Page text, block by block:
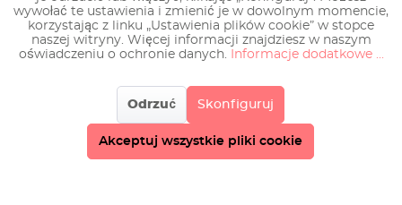
wywołać te ustawienia i zmienić je w dowolnym momencie,
korzystając z linku „Ustawienia plików cookie” w stopce
naszej witryny. Więcej informacji znajdziesz w naszym
oświadczeniu o ochronie danych.
Informacje dodatkowe ...
Odrzuć Skonfiguruj
Akceptuj wszystkie pliki cookie